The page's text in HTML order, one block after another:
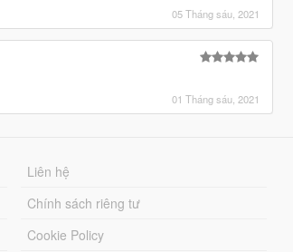
05 Tháng sáu, 2021
01 Tháng sáu, 2021
Liên hệ
Chính sách riêng tư
Cookie Policy